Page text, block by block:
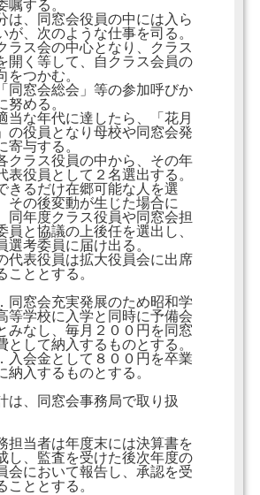
嘱する。
は、同窓会役員の中には入ら
が、次のような仕事を司る。
ラス会の中心となり、クラス
開く等して、自クラス会員の
をつかむ。
同窓会総会」等の参加呼びか
努める。
当な年代に達したら、「花月
の役員となり母校や同窓会発
寄与する。
ラス役員の中から、その年
表役員として２名選出する。
きるだけ在郷可能な人を選
その後変動が生じた場合に
同年度クラス役員や同窓会担
員と協議の上後任を選出し、
選考委員に届け出る。
代表役員は拡大役員会に出席
ることとする。
同窓会充実発展のため昭和学
等学校に入学と同時に予備会
みなし、毎月２００円を同窓
として納入するものとする。
入会金として８００円を卒業
納入するものとする。
は、同窓会事務局で取り扱
担当者は年度末には決算書を
し、監査を受けた後次年度の
会において報告し、承認を受
こととする。